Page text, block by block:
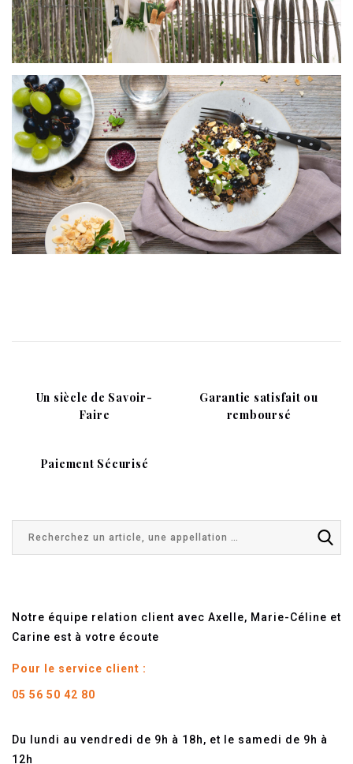
Un siècle de Savoir-
Faire
Garantie satisfait ou
remboursé
Paiement Sécurisé
Notre équipe relation client avec Axelle, Marie-Céline et
Carine est à votre écoute
Pour le service client :
05 56 50 42 80
Du lundi au vendredi de 9h à 18h, et le samedi de 9h à
12h